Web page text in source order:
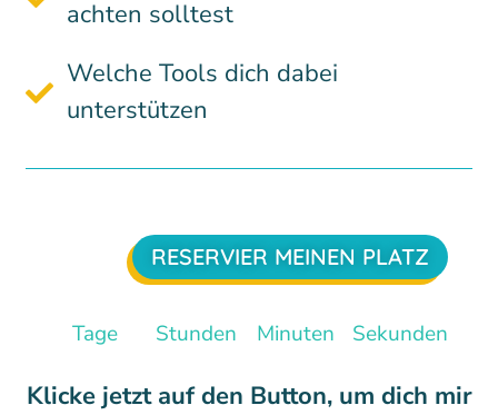
achten solltest
Welche Tools dich dabei
unterstützen
RESERVIER MEINEN PLATZ
Tage Stunden Minuten Sekunden
Klicke jetzt auf den Button, um dich mir